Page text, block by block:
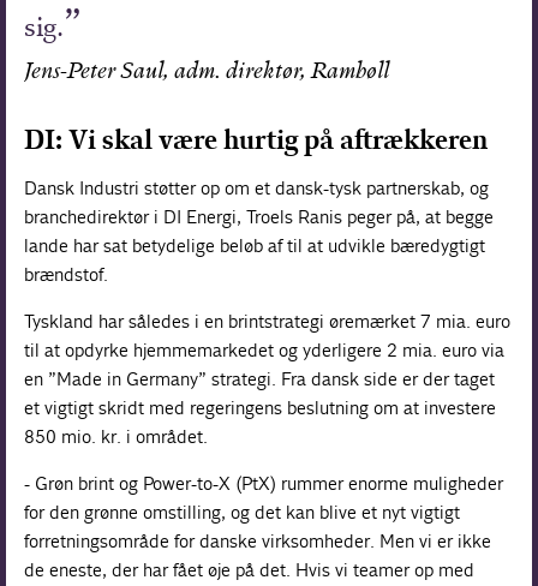
sig.
Jens-Peter Saul, adm. direktør, Rambøll
DI: Vi skal være hurtig på aftrækkeren
Dansk Industri støtter op om et dansk-tysk partnerskab, og
branchedirektør i DI Energi, Troels Ranis peger på, at begge
lande har sat betydelige beløb af til at udvikle bæredygtigt
brændstof.
Tyskland har således i en brintstrategi øremærket 7 mia. euro
til at opdyrke hjemmemarkedet og yderligere 2 mia. euro via
en ”Made in Germany” strategi. Fra dansk side er der taget
et vigtigt skridt med regeringens beslutning om at investere
850 mio. kr. i området.
- Grøn brint og Power-to-X (PtX) rummer enorme muligheder
for den grønne omstilling, og det kan blive et nyt vigtigt
forretningsområde for danske virksomheder. Men vi er ikke
de eneste, der har fået øje på det. Hvis vi teamer op med